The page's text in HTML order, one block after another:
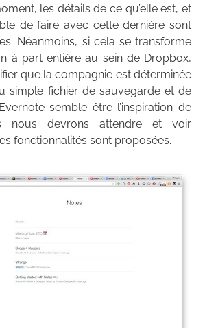
les détails de ce qu’elle est, et
de faire avec cette dernière sont
Néanmoins, si cela se transforme
à part entière au sein de Dropbox,
que la compagnie est déterminée
simple fichier de sauvegarde et de
semble être l’inspiration de
nous devrons attendre et voir
fonctionnalités sont proposées.